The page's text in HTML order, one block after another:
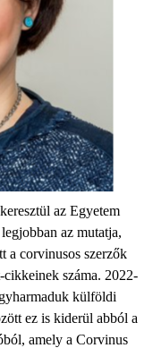
az Egyetem
az mutatja,
a corvinusos szerzők
száma. 2022-
külföldi
ez is kiderül abból a
amely a Corvinus